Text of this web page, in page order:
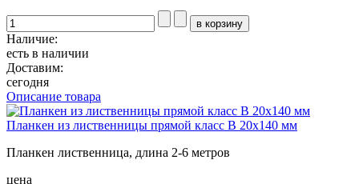
Наличие:
есть в наличии
Доставим:
сегодня
Описание товара
Планкен из лиственницы прямой класс В 20x140 мм
Планкен лиственница, длина 2-6 метров
цена